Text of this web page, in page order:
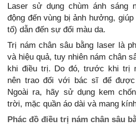
Laser sử dụng chùm ánh sáng
động đến vùng bị ảnh hưởng,
tố) dẫn đến sự đổi màu da.
Trị nám chân sâu bằng laser là
và hiệu quả, tuy nhiên nám chân
khi điều trị. Do đó, trước khi trị
nên trao đổi với bác sĩ để
Ngoài ra, hãy sử dụng kem
trời, mặc quần áo dài và mang
Phác đồ điều trị nám chân sâu